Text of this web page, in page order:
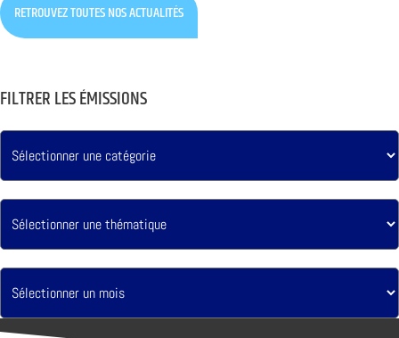
RETROUVEZ TOUTES NOS ACTUALITÉS
FILTRER LES ÉMISSIONS